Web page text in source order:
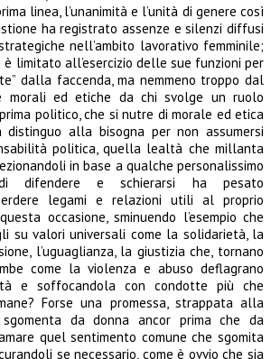
linea, l’unanimità e l’unità di genere così
ha registrato assenze e silenzi diffusi
nell’ambito lavorativo femminile;
è limitato all’esercizio delle sue funzioni per
dalla faccenda, ma nemmeno troppo dal
morali ed etiche da chi svolge un ruolo
politico, che si nutre di morale ed etica
alla bisogna per non assumersi
politica, quella lealtà che millanta
in base a qualche personalissimo
di difendere e schierarsi ha pesato
legami e relazioni utili al proprio
occasione, sminuendo l’esempio che
su valori universali come la solidarietà, la
l’uguaglianza, la giustizia che, tornano
come la violenza e abuso deflagrano
e soffocandola con condotte più che
Forse una promessa, strappata alla
da donna ancor prima che da
quel sentimento comune che sgomita
se necessario, come è ovvio che sia